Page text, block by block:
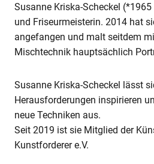
Susanne Kriska-Scheckel
und Friseurmeisterin. 2014 hat
angefangen und malt seitdem
Mischtechnik hauptsächlich
Susanne Kriska-Scheckel lässt
Herausforderungen inspirieren
neue Techniken aus.
Seit 2019 ist sie Mitglied der
Kunstforderer e.V.